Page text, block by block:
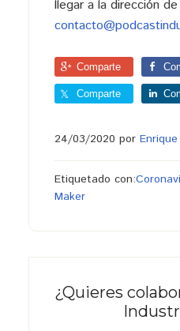
llegar a la dirección
Comparte
Comparte
24/03/2020 por
Etiquetado con:
Maker
¿Quieres